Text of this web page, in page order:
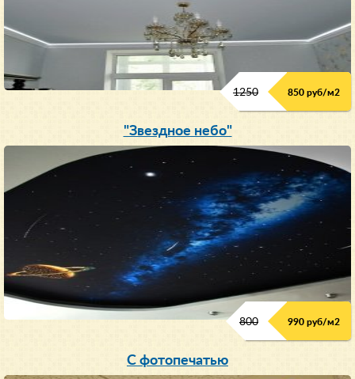
1250 850 руб/м2
"Звездное небо"
800 990 руб/м2
С фотопечатью